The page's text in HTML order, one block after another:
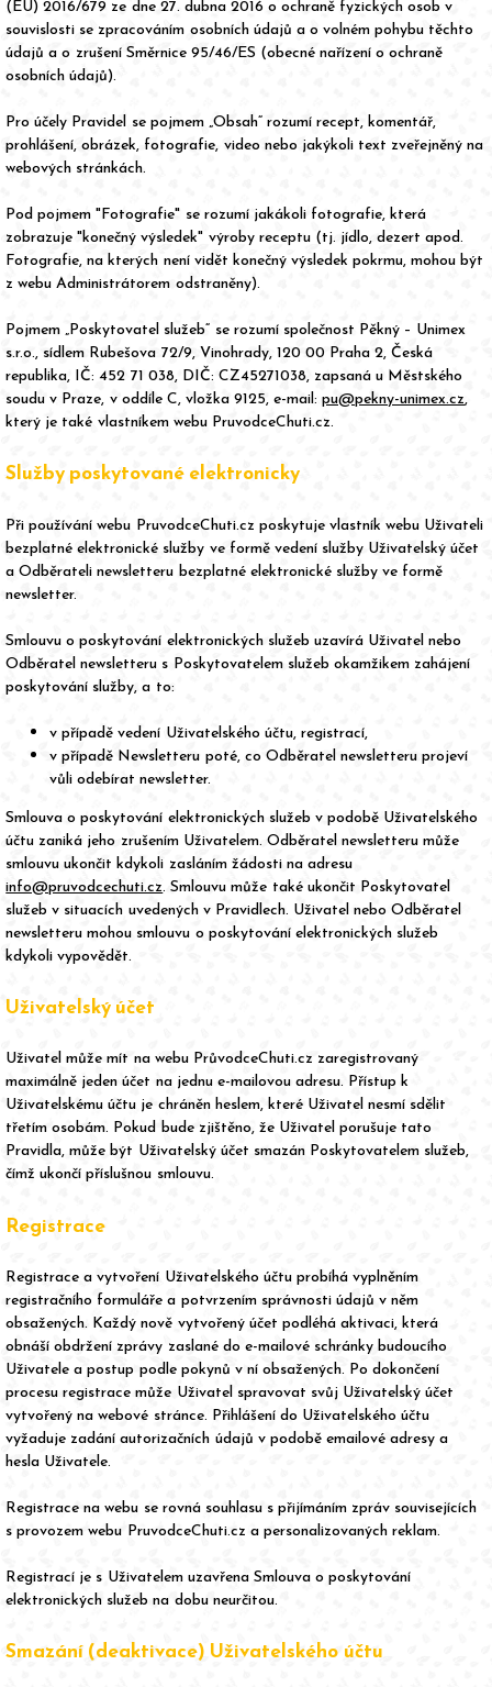
(EU) 2016/679 ze dne 27. dubna 2016 o ochraně fyzických osob v
souvislosti se zpracováním osobních údajů a o volném pohybu těchto
údajů a o zrušení Směrnice 95/46/ES (obecné nařízení o ochraně
osobních údajů).
Pro účely Pravidel se pojmem „Obsah“ rozumí recept, komentář,
prohlášení, obrázek, fotografie, video nebo jakýkoli text zveřejněný na
webových stránkách.
Pod pojmem "Fotografie" se rozumí jakákoli fotografie, která
zobrazuje "konečný výsledek" výroby receptu (tj. jídlo, dezert apod.
Fotografie, na kterých není vidět konečný výsledek pokrmu, mohou být
z webu Administrátorem odstraněny).
Pojmem „Poskytovatel služeb“ se rozumí společnost Pěkný – Unimex
s.r.o., sídlem Rubešova 72/9, Vinohrady, 120 00 Praha 2, Česká
republika, IČ: 452 71 038, DIČ: CZ45271038, zapsaná u Městského
soudu v Praze, v oddíle C, vložka 9125, e-mail:pu@pekny-unimex.cz,
který je také vlastníkem webu PruvodceChuti.cz.
Služby poskytované elektronicky
Při používání webu PruvodceChuti.cz poskytuje vlastník webu Uživateli
bezplatné elektronické služby ve formě vedení služby Uživatelský účet
a Odběrateli newsletteru bezplatné elektronické služby ve formě
newsletter.
Smlouvu o poskytování elektronických služeb uzavírá Uživatel nebo
Odběratel newsletteru s Poskytovatelem služeb okamžikem zahájení
poskytování služby, a to:
v případě vedení Uživatelského účtu, registrací,
v případě Newsletteru poté, co Odběratel newsletteru projeví
vůli odebírat newsletter.
Smlouva o poskytování elektronických služeb v podobě Uživatelského
účtu zaniká jeho zrušením Uživatelem. Odběratel newsletteru může
smlouvu ukončit kdykoli zasláním žádosti na adresu
info@pruvodcechuti.cz. Smlouvu může také ukončit Poskytovatel
služeb v situacích uvedených v Pravidlech. Uživatel nebo Odběratel
newsletteru mohou smlouvu o poskytování elektronických služeb
kdykoli vypovědět.
Uživatelský účet
Uživatel může mít na webu PrůvodceChuti.cz zaregistrovaný
maximálně jeden účet na jednu e-mailovou adresu. Přístup k
Uživatelskému účtu je chráněn heslem, které Uživatel nesmí sdělit
třetím osobám. Pokud bude zjištěno, že Uživatel porušuje tato
Pravidla, může být Uživatelský účet smazán Poskytovatelem služeb,
čímž ukončí příslušnou smlouvu.
Registrace
Registrace a vytvoření Uživatelského účtu probíhá vyplněním
registračního formuláře a potvrzením správnosti údajů v něm
obsažených. Každý nově vytvořený účet podléhá aktivaci, která
obnáší obdržení zprávy zaslané do e-mailové schránky budoucího
Uživatele a postup podle pokynů v ní obsažených. Po dokončení
procesu registrace může Uživatel spravovat svůj Uživatelský účet
vytvořený na webové stránce. Přihlášení do Uživatelského účtu
vyžaduje zadání autorizačních údajů v podobě emailové adresy a
hesla Uživatele.
Registrace na webu se rovná souhlasu s přijímáním zpráv souvisejících
s provozem webu PruvodceChuti.cz a personalizovaných reklam.
Registrací je s Uživatelem uzavřena Smlouva o poskytování
elektronických služeb na dobu neurčitou.
Smazání (deaktivace) Uživatelského účtu